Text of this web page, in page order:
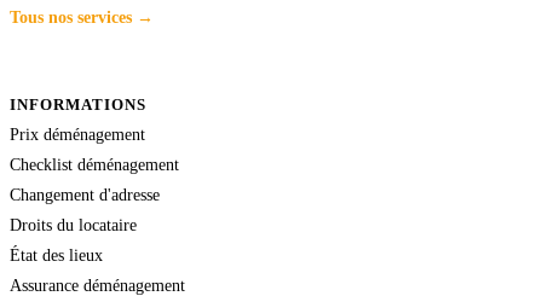
Tous nos services →
INFORMATIONS
Prix déménagement
Checklist déménagement
Changement d'adresse
Droits du locataire
État des lieux
Assurance déménagement